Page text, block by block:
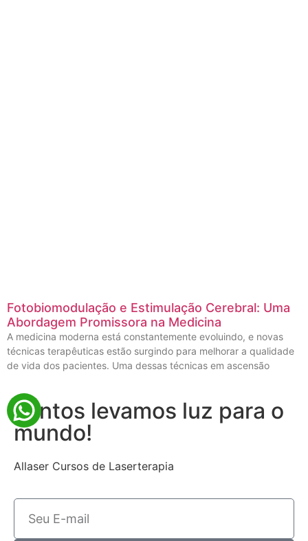
Fotobiomodulação e Estimulação Cerebral: Uma
Abordagem Promissora na Medicina
A medicina moderna está constantemente evoluindo, e novas
técnicas terapêuticas estão surgindo para melhorar a qualidade
de vida dos pacientes. Uma dessas técnicas em ascensão
Juntos levamos luz para o
mundo!
Allaser Cursos de Laserterapia